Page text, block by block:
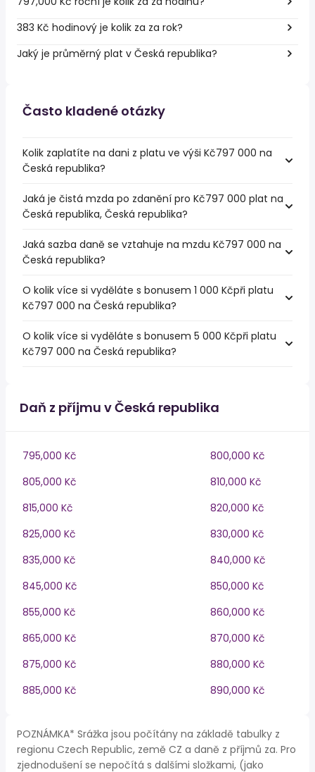
383 Kč hodinový je kolik za za rok?
Jaký je průměrný plat v Česká republika?
Často kladené otázky
Kolik zaplatíte na dani z platu ve výši Kč797 000 na
Česká republika?
Jaká je čistá mzda po zdanění pro Kč797 000 plat na
Česká republika, Česká republika?
Jaká sazba daně se vztahuje na mzdu Kč797 000 na
Česká republika?
O kolik více si vyděláte s bonusem 1 000 Kčpři platu
Kč797 000 na Česká republika?
O kolik více si vyděláte s bonusem 5 000 Kčpři platu
Kč797 000 na Česká republika?
Daň z příjmu v Česká republika
795,000 Kč
800,000 Kč
805,000 Kč
810,000 Kč
815,000 Kč
820,000 Kč
825,000 Kč
830,000 Kč
835,000 Kč
840,000 Kč
845,000 Kč
850,000 Kč
855,000 Kč
860,000 Kč
865,000 Kč
870,000 Kč
875,000 Kč
880,000 Kč
885,000 Kč
890,000 Kč
POZNÁMKA* Srážka jsou počítány na základě tabulky z
regionu Czech Republic, země CZ a daně z příjmů za. Pro
zjednodušení se nepočítá s dalšími složkami, (jako